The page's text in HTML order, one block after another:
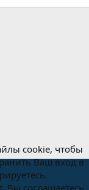
cookie, чтобы
Ваш вход в
Вы соглашаетесь